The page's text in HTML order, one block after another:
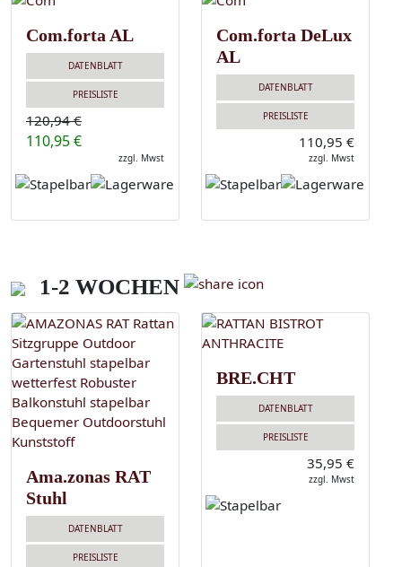
Com.forta AL
DATENBLATT
PREISLISTE
120,94 €
110,95 €
zzgl. Mwst
Com.forta DeLux
AL
DATENBLATT
PREISLISTE
110,95 €
zzgl. Mwst
1-2 WOCHEN
Ama.zonas RAT
Stuhl
DATENBLATT
PREISLISTE
BRE.CHT
DATENBLATT
PREISLISTE
35,95 €
zzgl. Mwst